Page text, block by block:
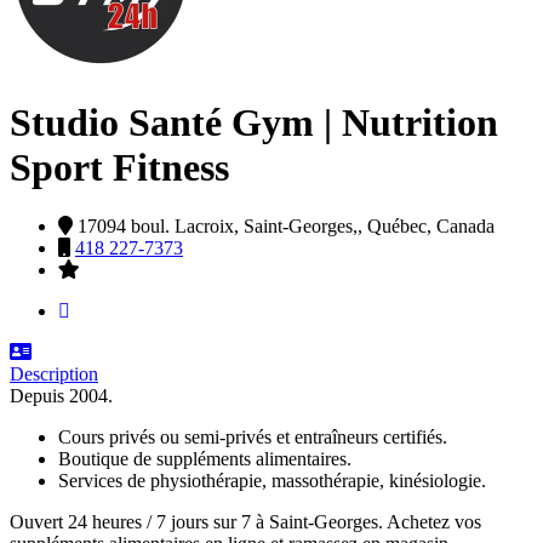
Studio Santé Gym | Nutrition
Sport Fitness
17094 boul. Lacroix, Saint-Georges,, Québec, Canada
418 227-7373
Description
Depuis 2004.
Cours privés ou semi-privés et entraîneurs certifiés.
Boutique de suppléments alimentaires.
Services de physiothérapie, massothérapie, kinésiologie.
Ouvert 24 heures / 7 jours sur 7 à Saint-Georges. Achetez vos